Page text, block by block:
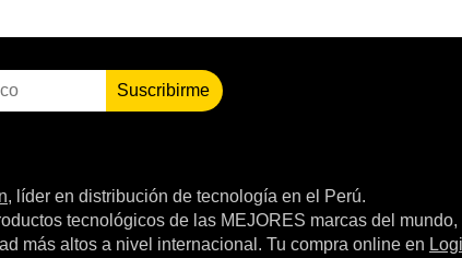
Suscribirme
, líder en distribución de tecnología en el Perú.
tecnológicos de las MEJORES marcas del
más altos a nivel internacional. Tu compra online en